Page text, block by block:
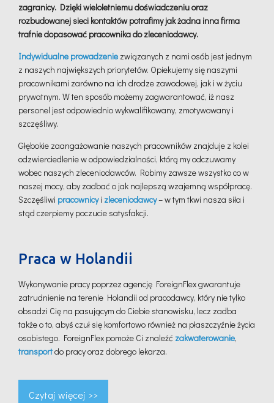
zagranicy. Dzięki wieloletniemu doświadczeniu oraz
rozbudowanej sieci kontaktów potrafimy jak żadna inna firma
trafnie dopasować pracownika do zleceniodawcy.
Indywidualne prowadzenie związanych z nami osób jest jednym
z naszych największych priorytetów. Opiekujemy się naszymi
pracownikami zarówno na ich drodze zawodowej, jak i w życiu
prywatnym. W ten sposób możemy zagwarantować, iż nasz
personel jest odpowiednio wykwalifikowany, zmotywowany i
szczęśliwy.
Głębokie zaangażowanie naszych pracowników znajduje z kolei
odzwierciedlenie w odpowiedzialności, którą my odczuwamy
wobec naszych zleceniodawców. Robimy zawsze wszystko co w
naszej mocy, aby zadbać o jak najlepszą wzajemną współpracę.
Szczęśliwi pracownicyi zleceniodawcy– w tym tkwi nasza siła i
stąd czerpiemy poczucie satysfakcji.
Praca w Holandii
Wykonywanie pracy poprzez agencję ForeignFlex gwarantuje
zatrudnienie na terenie Holandii od pracodawcy, który nie tylko
obsadzi Cię na pasującym do Ciebie stanowisku, lecz zadba
także o to, abyś czuł się komfortowo również na płaszczyźnie życia
osobistego. ForeignFlex pomoże Ci znaleźć zakwaterowanie,
transportdo pracy oraz dobrego lekarza.
Czytaj więcej >>